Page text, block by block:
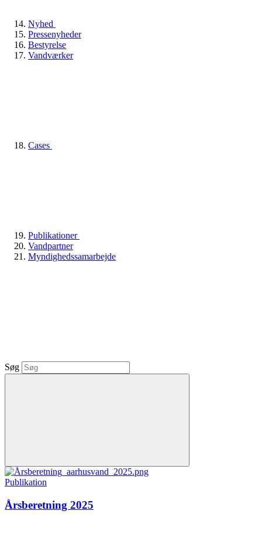
Nyhed
Pressenyheder
Bestyrelse
Vandværker
Cases
Publikationer
Vandpartner
Myndighedssamarbejde
Søg
Publikation
Årsberetning 2025